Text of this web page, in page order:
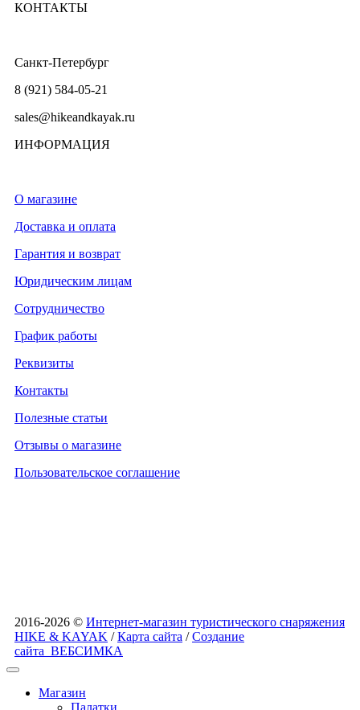
КОНТАКТЫ
Санкт-Петербург
8 (921) 584-05-21
sales@hikeandkayak.ru
ИНФОРМАЦИЯ
О магазине
Доставка и оплата
Гарантия и возврат
Юридическим лицам
Сотрудничество
График работы
Реквизиты
Контакты
Полезные статьи
Отзывы о магазине
Пользовательское соглашение
2016-2026 © Интернет-магазин туристического снаряжения
HIKE & KAYAK /Карта сайта /Создание
сайта ВЕБСИМКА
Магазин